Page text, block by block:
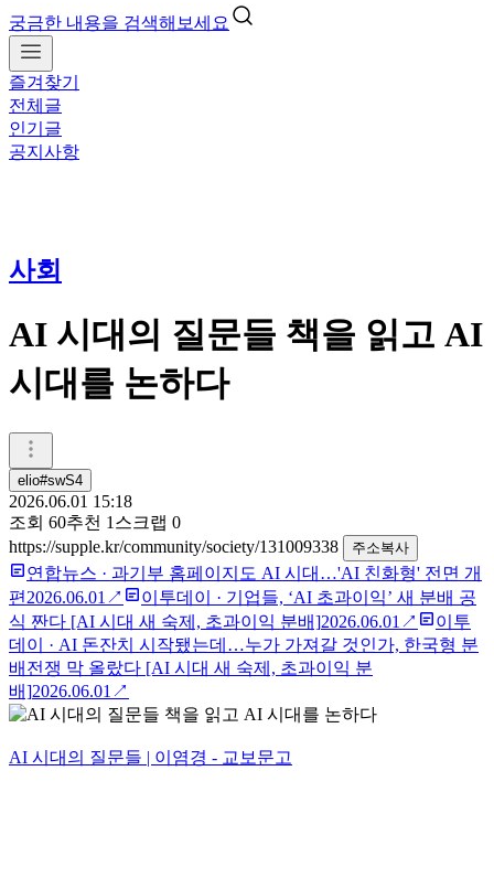
궁금한 내용을 검색해보세요
즐겨찾기
전체글
인기글
공지사항
사회
AI 시대의 질문들 책을 읽고 AI
시대를 논하다
elio#swS4
2026.06.01 15:18
조회 60추천 1 스크랩 0
https://supple.kr/community/society/131009338
주소복사
연합뉴스 · 과기부 홈페이지도 AI 시대…'AI 친화형' 전면 개
편 2026.06.01 ↗ 이투데이 · 기업들, ‘AI 초과이익’ 새 분배 공
식 짠다 [AI 시대 새 숙제, 초과이익 분배]2026.06.01 ↗
이투
데이
· AI 돈잔치 시작됐는데…누가 가져갈 것인가, 한국형 분
배전쟁 막 올랐다 [AI 시대 새 숙제, 초과이익 분
배]2026.06.01 ↗
AI 시대의 질문들 | 이염경 - 교보문고